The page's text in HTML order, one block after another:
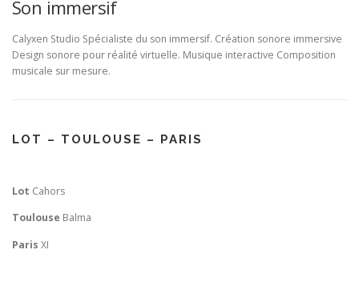
Son immersif
Calyxen Studio Spécialiste du son immersif. Création sonore immersive
Design sonore pour réalité virtuelle. Musique interactive Composition
musicale sur mesure.
LOT – TOULOUSE – PARIS
Lot Cahors
Toulouse Balma
Paris XI